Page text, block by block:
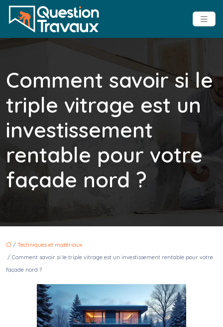
Comment savoir si le
triple vitrage est un
investissement
rentable pour votre
façade nord ?
/ Techniques et matériaux
/ Comment savoir si le triple vitrage est un investissement rentable pour votre
façade nord ?